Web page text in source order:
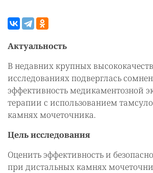
Актуальность
В недавних крупных
исследованиях подверглась
эффективность медикаментозной
терапии с использованием
камнях мочеточника.
Цель исследования
Оценить эффективность и
при дистальных камнях